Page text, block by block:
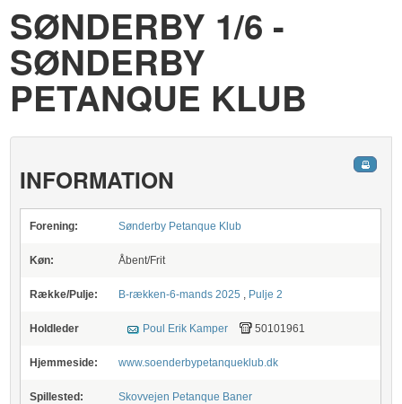
SØNDERBY 1/6 -
SØNDERBY
PETANQUE KLUB
INFORMATION
Forening: Sønderby Petanque Klub
Køn: Åbent/Frit
Række/Pulje: B-rækken-6-mands 2025 , Pulje 2
Holdleder Poul Erik Kamper 50101961
Hjemmeside: www.soenderbypetanqueklub.dk
Spillested: Skovvejen Petanque Baner